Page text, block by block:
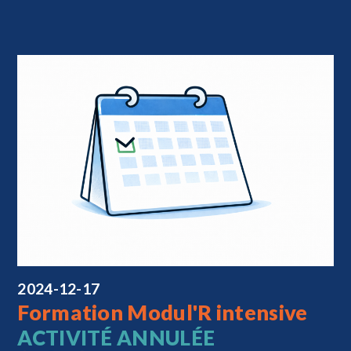
2024-12-17
Formation Modul'R intensive
ACTIVITÉ ANNULÉE